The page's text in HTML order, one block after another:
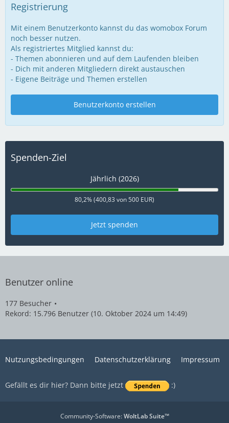
Registrierung
Mit einem Benutzerkonto kannst du das womobox Forum
noch besser nutzen.
Als registriertes Mitglied kannst du:
- Themen abonnieren und auf dem Laufenden bleiben
- Dich mit anderen Mitgliedern direkt austauschen
- Eigene Beiträge und Themen erstellen
Benutzerkonto erstellen
Spenden-Ziel
Jährlich (2026)
80,2% (400,83 von 500 EUR)
Jetzt spenden
Benutzer online
177 Besucher
Rekord: 15.796 Benutzer (10. Oktober 2024 um 14:49)
Nutzungsbedingungen Datenschutzerklärung Impressum
Gefällt es dir hier? Dann bitte jetzt :)
Community-Software:WoltLab Suite™